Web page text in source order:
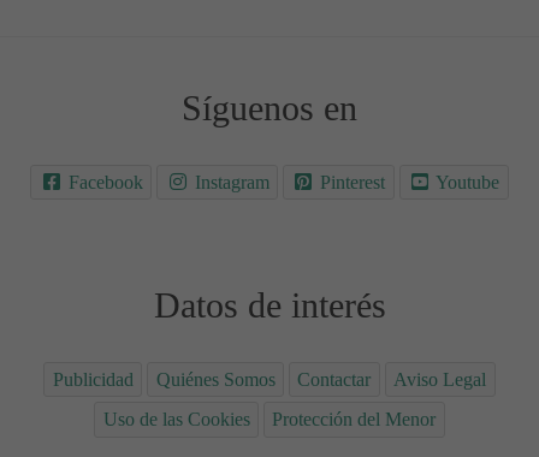
Síguenos en
Facebook Instagram Pinterest Youtube
Datos de interés
Publicidad Quiénes Somos Contactar
Aviso Legal
Uso de las Cookies
Protección del Menor